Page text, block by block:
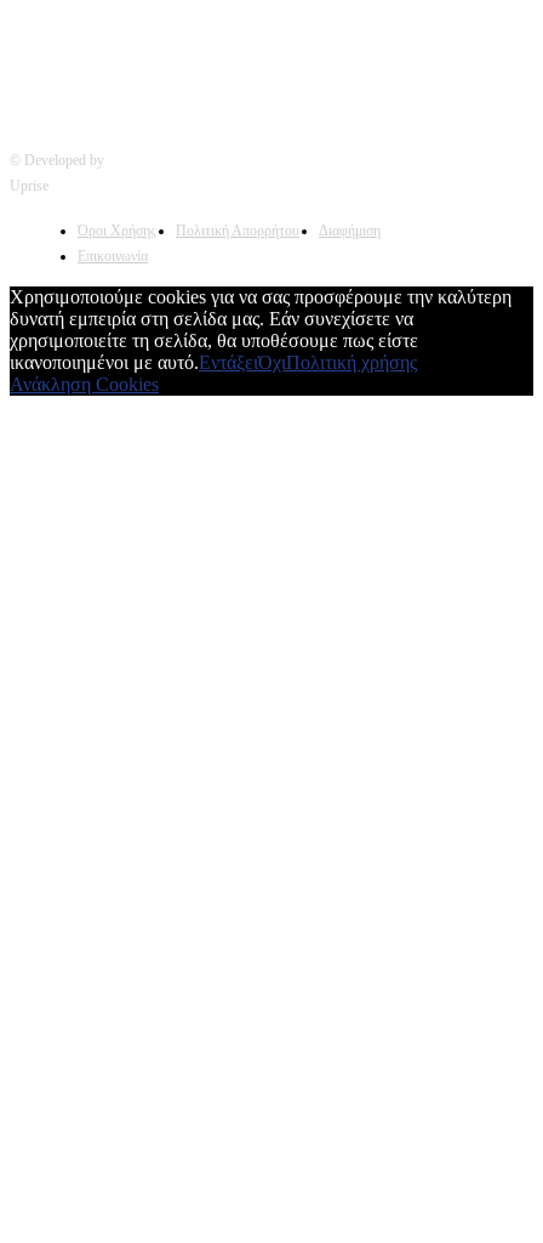
© Developed by
Uprise
Όροι Χρήσης Πολιτική Απορρήτου
Διαφήμιση
Επικοινωνία
Χρησιμοποιούμε cookies για να σας προσφέρουμε την καλύτερη
δυνατή εμπειρία στη σελίδα μας. Εάν συνεχίσετε να
χρησιμοποιείτε τη σελίδα, θα υποθέσουμε πως είστε
ικανοποιημένοι με αυτό.ΕντάξειΌχιΠολιτική χρήσης
Ανάκληση Cookies